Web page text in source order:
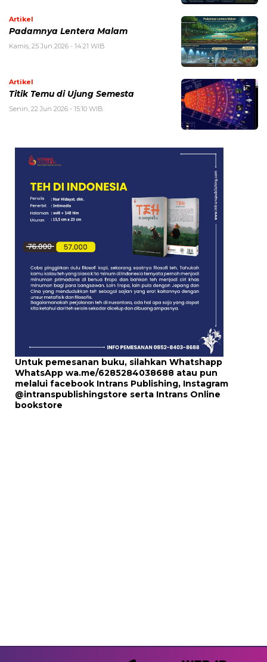
Artikel
Padamnya Lentera Malam
Kamis, 25 Jun 2026 - 14:21 WIB
Artikel
Titik Temu di Ujung Semesta
Senin, 22 Jun 2026 - 15:10 WIB
Untuk pemesanan buku, silahkan Whatshapp
WhatsApp wa.me/6285284038688 atau pun
melalui facebook Intrans Publishing, Instagram
@intranspublishingstore serta Intrans Online
bookstore